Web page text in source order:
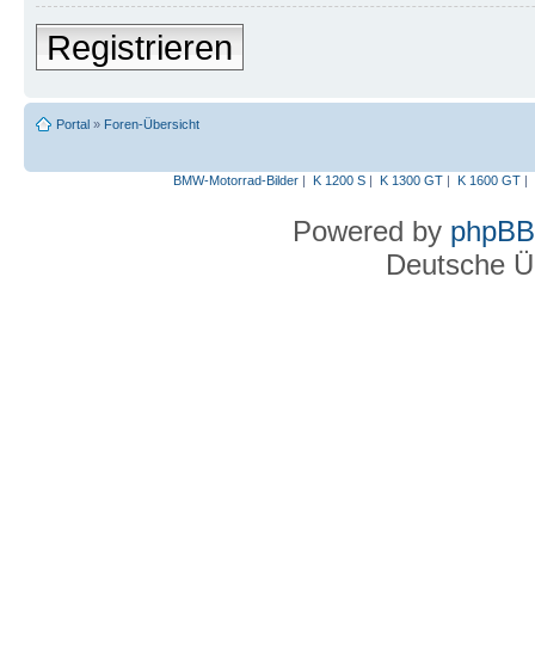
Registrieren
Portal » Foren-Übersicht
BMW-Motorrad-Bilder| K 1200 S| K 1300 GT| K 1600 GT|
Powered by phpBB
Deutsche